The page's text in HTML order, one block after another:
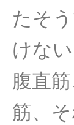
たそ
けな
腹直
筋、